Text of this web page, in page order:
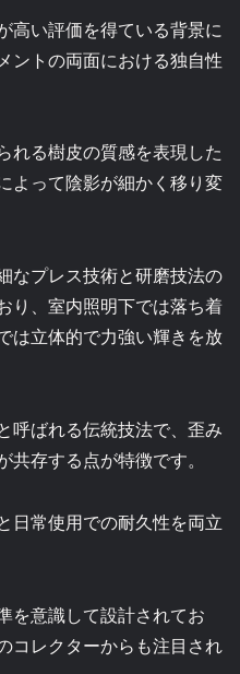
高い評価を得ている背景に
ントの両面における独自性
れる樹皮の質感を表現した
よって陰影が細かく移り変
なプレス技術と研磨技法の
り、室内照明下では落ち着
は立体的で力強い輝きを放
呼ばれる伝統技法で、歪み
存する点が特徴です。
日常使用での耐久性を両立
を意識して設計されてお
コレクターからも注目され